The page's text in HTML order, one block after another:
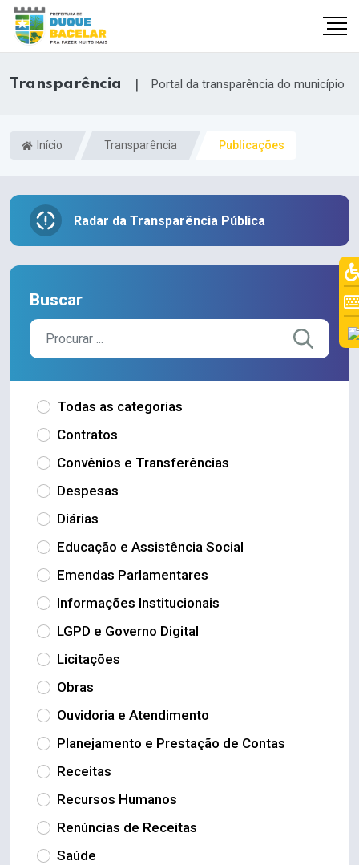
Transparência | Portal da transparência do município
Início Transparência Publicações
Radar da Transparência Pública
Buscar
Todas as categorias
Contratos
Convênios e Transferências
Despesas
Diárias
Educação e Assistência Social
Emendas Parlamentares
Informações Institucionais
LGPD e Governo Digital
Licitações
Obras
Ouvidoria e Atendimento
Planejamento e Prestação de Contas
Receitas
Recursos Humanos
Renúncias de Receitas
Saúde